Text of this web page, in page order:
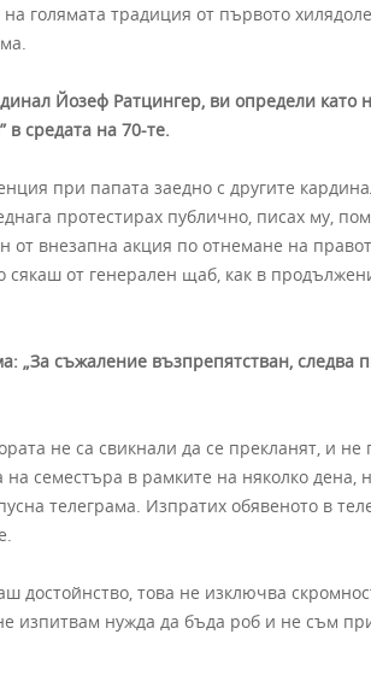
голямата традиция от първото
Йозеф Ратцингер, ви определи като
в средата на 70-те.
при папата заедно с другите
протестирах публично, писах му,
от внезапна акция по отнемане на
от генерален щаб, как в
„За съжаление възпрепятстван, следва
не са свикнали да се прекланят, и не
семестъра в рамките на няколко дена,
телеграма. Изпратих обявеното в
това не изключва
изпитвам нужда да бъда роб и не съм